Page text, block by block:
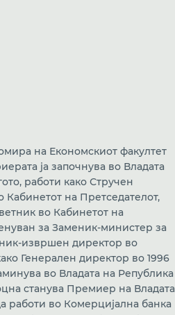
на Економскиот факултет
ја започнува во Владата
работи како Стручен
Кабинетот на Претседателот,
во Кабинетот на
за Заменик-министер за
извршен директор во
Генерален директор во 1996
во Владата на Република
станува Премиер на Владата
работи во Комерцијална банка